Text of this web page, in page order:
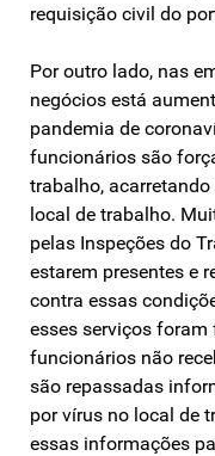
requisição civil do
Por outro lado, nas
negócios está
pandemia de
funcionários são
trabalho,
local de trabalho.
pelas Inspeções do
estarem presentes e
contra essas
esses serviços
funcionários não
são repassadas
por vírus no local de
essas informações